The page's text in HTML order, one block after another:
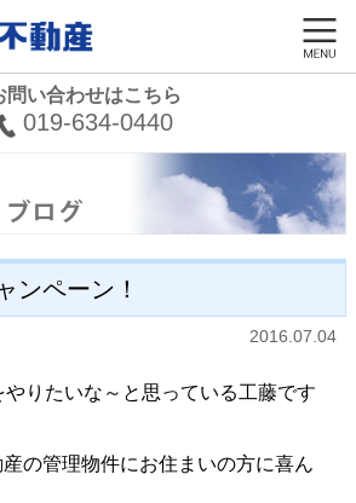
問い合わせはこちら
019-634-0440
ンペーン！
2016.07.04
りたいな～と思っている工藤です
の管理物件にお住まいの方に喜ん